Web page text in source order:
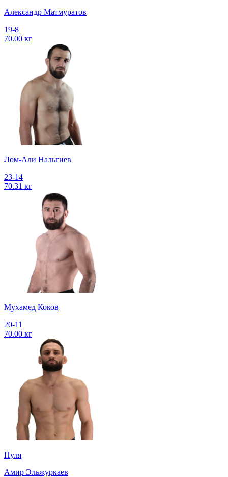
Александр Матмуратов
19-8
70.00 кг
Лом-Али Нальгиев
23-14
70.31 кг
Мухамед Коков
20-11
70.00 кг
Пуля
Амир Эльжуркаев